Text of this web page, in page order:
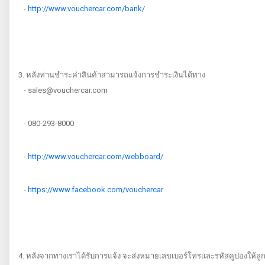
- http://www.vouchercar.com/bank/
3. หลังท่านชำระค่าสินค้าสามารถแจ้งการชำระเงินได้ทาง
- sales@vouchercar.com
- 080-293-8000
- http://www.vouchercar.com/webboard/
- https://www.facebook.com/vouchercar
4. หลังจากทางเราได้รับการแจ้ง จะส่งหมายเลขเบอร์โทรและรหัสคูปองให้